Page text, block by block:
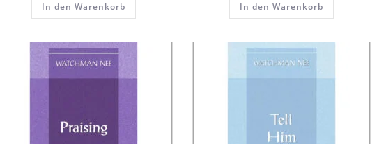
In den Warenkorb In den Warenkorb